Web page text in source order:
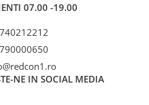
07.00 -19.00
NE IN SOCIAL MEDIA